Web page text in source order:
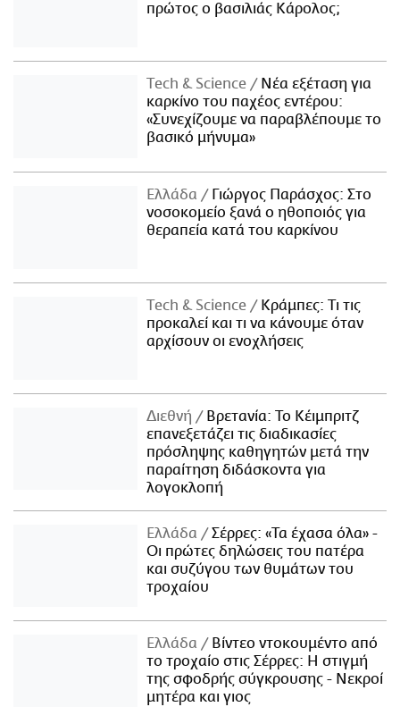
πρώτος ο βασιλιάς Κάρολος;
Τech & Science
Νέα εξέταση για
καρκίνο του παχέος εντέρου:
«Συνεχίζουμε να παραβλέπουμε το
βασικό μήνυμα»
Ελλάδα
Γιώργος Παράσχος: Στο
νοσοκομείο ξανά ο ηθοποιός για
θεραπεία κατά του καρκίνου
Τech & Science
Κράμπες: Τι τις
προκαλεί και τι να κάνουμε όταν
αρχίσουν οι ενοχλήσεις
Διεθνή
Βρετανία: Το Κέιμπριτζ
επανεξετάζει τις διαδικασίες
πρόσληψης καθηγητών μετά την
παραίτηση διδάσκοντα για
λογοκλοπή
Ελλάδα
Σέρρες: «Τα έχασα όλα» -
Οι πρώτες δηλώσεις του πατέρα
και συζύγου των θυμάτων του
τροχαίου
Ελλάδα
Βίντεο ντοκουμέντο από
το τροχαίο στις Σέρρες: Η στιγμή
της σφοδρής σύγκρουσης - Νεκροί
μητέρα και γιος